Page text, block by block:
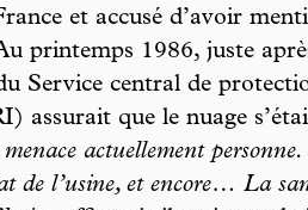
et accusé d’avoir
printemps 1986, juste
Service central de
assurait que le nuage
actuellement
de l’usine, et encore… La